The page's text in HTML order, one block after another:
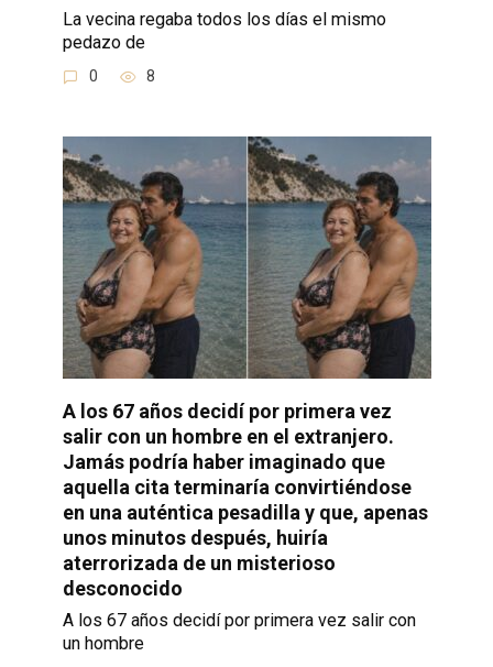
La vecina regaba todos los días el mismo
pedazo de
0 8
A los 67 años decidí por primera vez
salir con un hombre en el extranjero.
Jamás podría haber imaginado que
aquella cita terminaría convirtiéndose
en una auténtica pesadilla y que, apenas
unos minutos después, huiría
aterrorizada de un misterioso
desconocido
A los 67 años decidí por primera vez salir con
un hombre